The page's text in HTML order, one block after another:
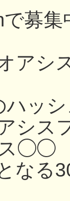
募集
アシ
ハッ
シス
ス◯◯
る